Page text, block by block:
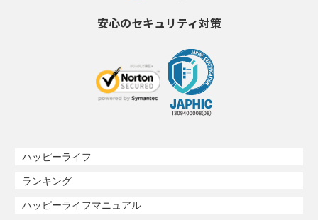
安心のセキュリティ対策
ハッピーライフ
ランキング
ハッピーライフマニュアル